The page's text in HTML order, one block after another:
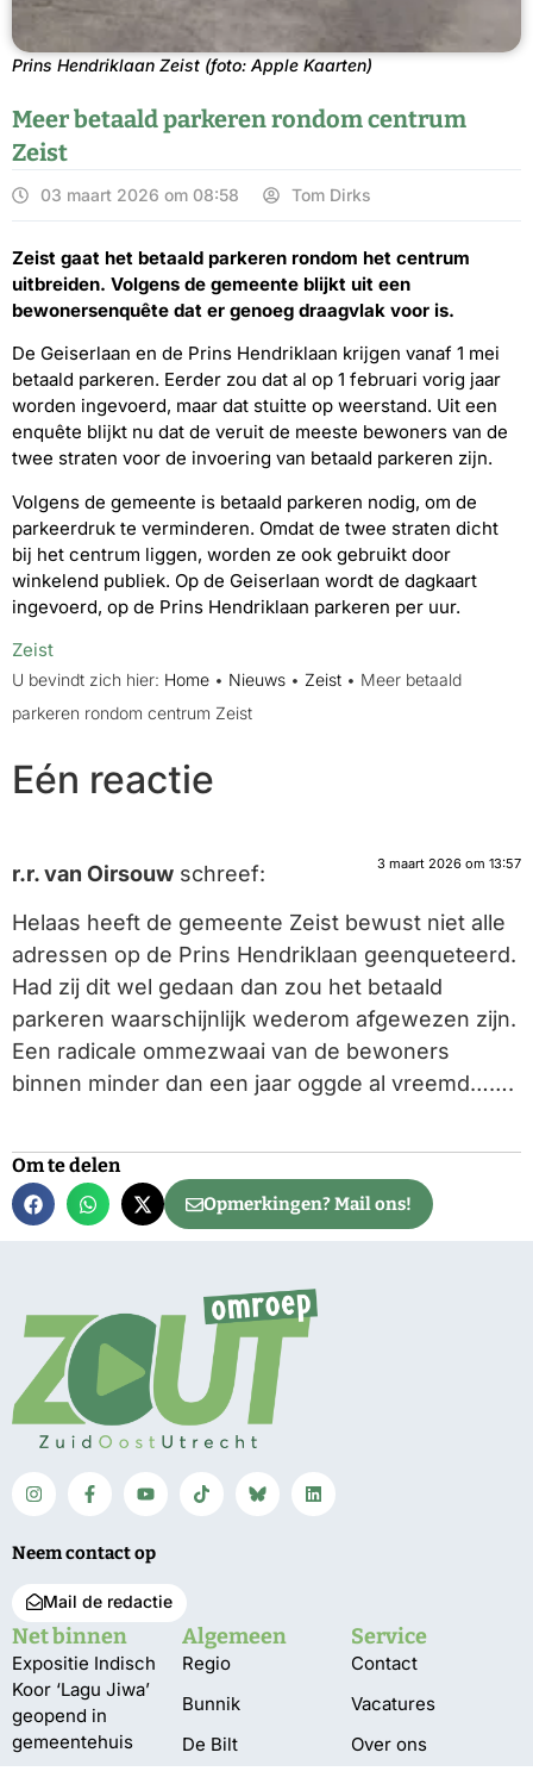
Prins Hendriklaan Zeist (foto: Apple Kaarten)
Meer betaald parkeren rondom centrum
Zeist
03 maart 2026 om 08:58 Tom Dirks
Zeist gaat het betaald parkeren rondom het centrum
uitbreiden. Volgens de gemeente blijkt uit een
bewonersenquête dat er genoeg draagvlak voor is.
De Geiserlaan en de Prins Hendriklaan krijgen vanaf 1 mei
betaald parkeren. Eerder zou dat al op 1 februari vorig jaar
worden ingevoerd, maar dat stuitte op weerstand. Uit een
enquête blijkt nu dat de veruit de meeste bewoners van de
twee straten voor de invoering van betaald parkeren zijn.
Volgens de gemeente is betaald parkeren nodig, om de
parkeerdruk te verminderen. Omdat de twee straten dicht
bij het centrum liggen, worden ze ook gebruikt door
winkelend publiek. Op de Geiserlaan wordt de dagkaart
ingevoerd, op de Prins Hendriklaan parkeren per uur.
Zeist
U bevindt zich hier: Home • Nieuws • Zeist • Meer betaald
parkeren rondom centrum Zeist
Eén reactie
r.r. van Oirsouw schreef: 3 maart 2026 om 13:57
Helaas heeft de gemeente Zeist bewust niet alle
adressen op de Prins Hendriklaan geenqueteerd.
Had zij dit wel gedaan dan zou het betaald
parkeren waarschijnlijk wederom afgewezen zijn.
Een radicale ommezwaai van de bewoners
binnen minder dan een jaar oggde al vreemd…….
Om te delen
Opmerkingen? Mail ons!
Neem contact op
Mail de redactie
Net binnen
Expositie Indisch
Koor ‘Lagu Jiwa’
geopend in
gemeentehuis
Algemeen
Regio
Bunnik
De Bilt
Service
Contact
Vacatures
Over ons